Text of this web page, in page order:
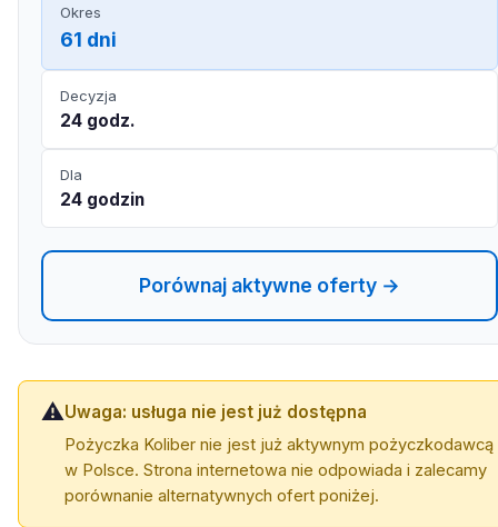
Okres
61 dni
Decyzja
24 godz.
Dla
24 godzin
Porównaj aktywne oferty →
⚠️Uwaga: usługa nie jest już dostępna
Pożyczka Koliber nie jest już aktywnym pożyczkodawcą
w Polsce. Strona internetowa nie odpowiada i zalecamy
porównanie alternatywnych ofert poniżej.